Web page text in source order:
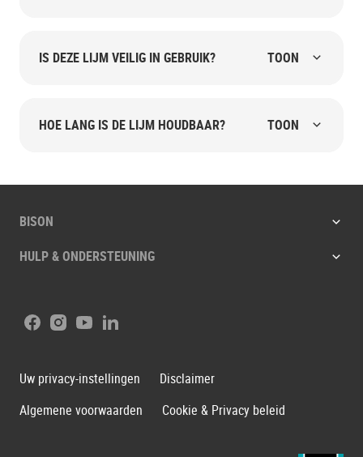
IS DEZE LIJM VEILIG IN GEBRUIK? TOON
HOE LANG IS DE LIJM HOUDBAAR? TOON
BISON
HULP & ONDERSTEUNING
Facebook
Instagram
YoutubeLinkedIn
Uw privacy-instellingen
Disclaimer
Algemene voorwaarden
Cookie & Privacy beleid